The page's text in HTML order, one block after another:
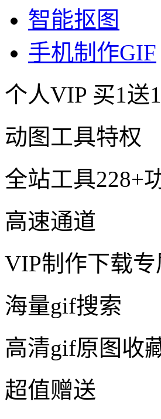
智能抠图
手机制作GIF
个人VIP 买1送
动图工具特权
全站工具228+
高速通道
VIP制作下载
海量gif搜索
高清gif原图收
超值赠送